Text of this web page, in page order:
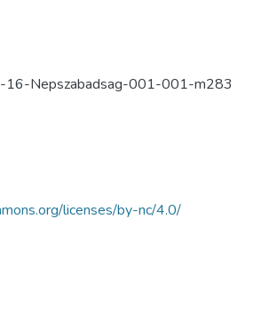
Nepszabadsag-001-001-m283
licenses/by-nc/4.0/